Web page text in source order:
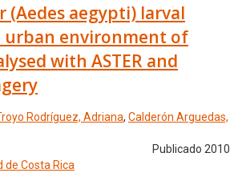
(Aedes aegypti) larval
urban environment of
with ASTER and
Rodríguez, Adriana, Calderón Arguedas,
Publicado 2010
de Costa Rica